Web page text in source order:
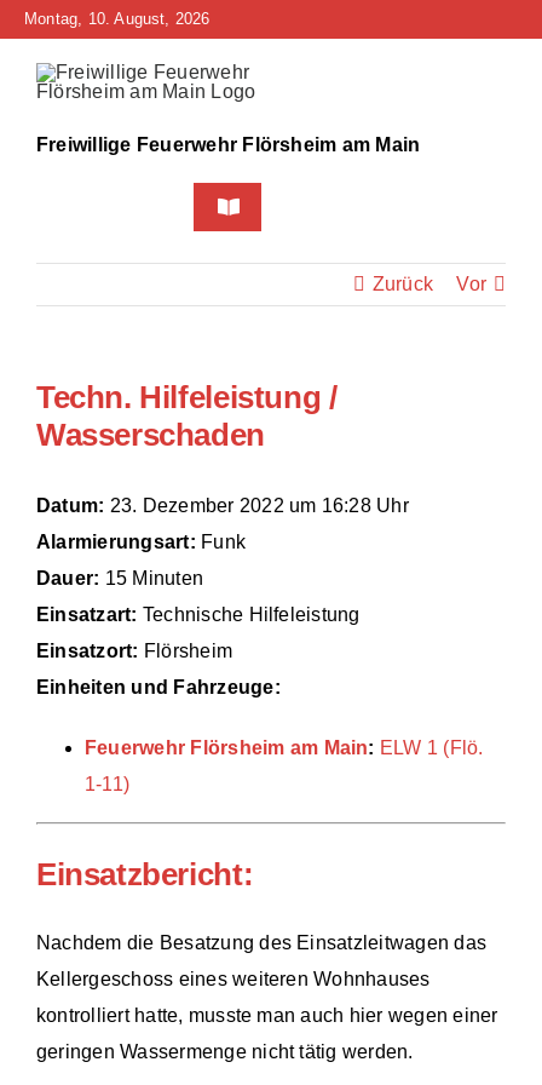
Zum
springen
Montag, 10. August, 2026
Freiwillige Feuerwehr Flörsheim am Main
Toggle
Navigation
Home
Bürgerinfo
Technik
Zurück Vor
Techn. Hilfeleistung /
Wasserschaden
Datum: 23. Dezember 2022 um 16:28 Uhr
Alarmierungsart: Funk
Dauer: 15 Minuten
Einsatzart: Technische Hilfeleistung
Einsatzort: Flörsheim
Einheiten und Fahrzeuge:
Feuerwehr Flörsheim am Main: ELW 1 (Flö.
1-11)
Einsatzbericht:
Nachdem die Besatzung des Einsatzleitwagen das
Kellergeschoss eines weiteren Wohnhauses
kontrolliert hatte, musste man auch hier wegen einer
geringen Wassermenge nicht tätig werden.